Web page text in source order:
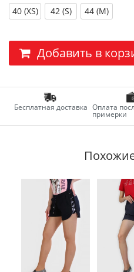
40 (XS) 42 (S) 44 (M)
Добавить в
Бесплатная доставка Оплата
примерки